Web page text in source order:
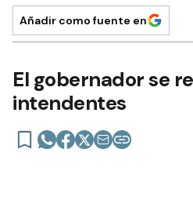
Añadir como fuente en
El gobernador se
intendentes